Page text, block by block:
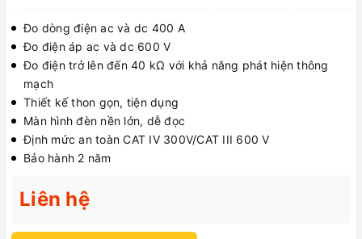
Đo dòng điện ac và dc 400 A
Đo điện áp ac và dc 600 V
Đo điện trở lên đến 40 kΩ với khả năng phát hiện thông
mạch
Thiết kế thon gọn, tiện dụng
Màn hình đèn nền lớn, dễ đọc
Định mức an toàn CAT IV 300V/CAT III 600 V
Bảo hành 2 năm
Liên hệ